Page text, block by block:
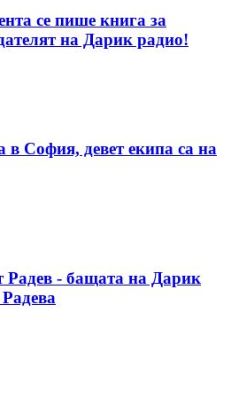
се пише книга за
на Дарик радио!
София, девет екипа са на
Радев - бащата на Дарик